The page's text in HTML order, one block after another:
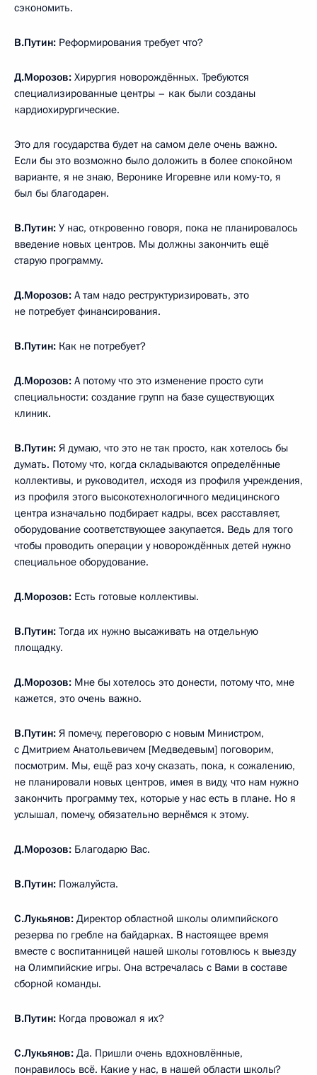
сэкономить.
В.Путин: Реформирования требует что?
Д.Морозов: Хирургия новорождённых. Требуются
специализированные центры – как были созданы
кардиохирургические.
Это для государства будет на самом деле очень важно.
Если бы это возможно было доложить в более спокойном
варианте, я не знаю, Веронике Игоревне или кому‑то, я
был бы благодарен.
В.Путин: У нас, откровенно говоря, пока не планировалось
введение новых центров. Мы должны закончить ещё
старую программу.
Д.Морозов: А там надо реструктуризировать, это
не потребует финансирования.
В.Путин: Как не потребует?
Д.Морозов: А потому что это изменение просто сути
специальности: создание групп на базе существующих
клиник.
В.Путин: Я думаю, что это не так просто, как хотелось бы
думать. Потому что, когда складываются определённые
коллективы, и руководител, исходя из профиля учреждения,
из профиля этого высокотехнологичного медицинского
центра изначально подбирает кадры, всех расставляет,
оборудование соответствующее закупается. Ведь для того
чтобы проводить операции у новорождённых детей нужно
специальное оборудование.
Д.Морозов: Есть готовые коллективы.
В.Путин: Тогда их нужно высаживать на отдельную
площадку.
Д.Морозов: Мне бы хотелось это донести, потому что, мне
кажется, это очень важно.
В.Путин: Я помечу, переговорю с новым Министром,
с Дмитрием Анатольевичем [Медведевым] поговорим,
посмотрим. Мы, ещё раз хочу сказать, пока, к сожалению,
не планировали новых центров, имея в виду, что нам нужно
закончить программу тех, которые у нас есть в плане. Но я
услышал, помечу, обязательно вернёмся к этому.
Д.Морозов: Благодарю Вас.
В.Путин: Пожалуйста.
С.Лукьянов: Директор областной школы олимпийского
резерва по гребле на байдарках. В настоящее время
вместе с воспитанницей нашей школы готовлюсь к выезду
на Олимпийские игры. Она встречалась с Вами в составе
сборной команды.
В.Путин: Когда провожал я их?
С.Лукьянов: Да. Пришли очень вдохновлённые,
понравилось всё. Какие у нас, в нашей области школы?